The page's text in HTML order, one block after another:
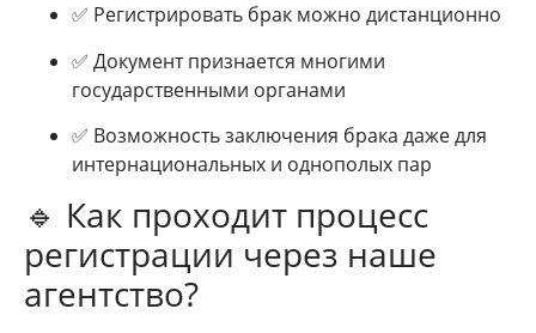
✅ Регистрировать брак можно дистанционно
✅ Документ признается многими
государственными органами
✅ Возможность заключения брака даже для
интернациональных и однополых пар
🔹 Как проходит процесс
регистрации через наше
агентство?